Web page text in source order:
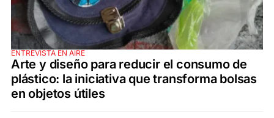
ENTREVISTA EN AIRE
Arte y diseño para reducir el consumo de
plástico: la iniciativa que transforma bolsas
en objetos útiles